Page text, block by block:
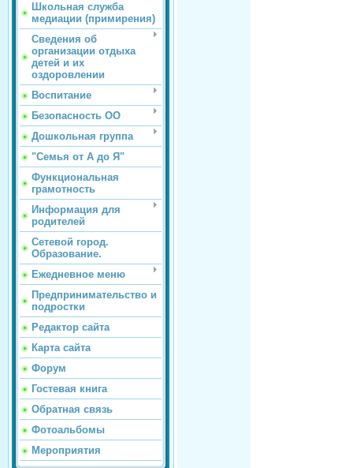
Школьная служба
медиации (примирения)
Сведения об
организации отдыха
детей и их
оздоровлении
Воспитание
Безопасность ОО
Дошкольная группа
"Семья от А до Я"
Функциональная
грамотность
Информация для
родителей
Сетевой город.
Образование.
Ежедневное меню
Предпринимательство и
подростки
Редактор сайта
Карта сайта
Форум
Гостевая книга
Обратная связь
Фотоальбомы
Мероприятия